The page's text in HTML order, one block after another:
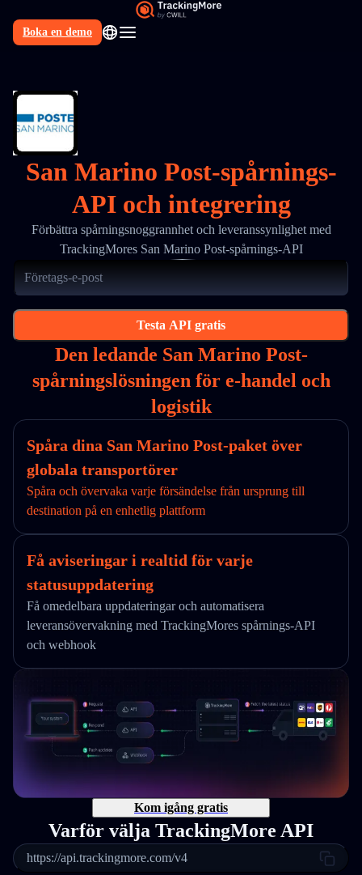
Boka en demo
San Marino Post-spårnings-
API och integrering
Förbättra spårningsnoggrannhet och leveranssynlighet med
TrackingMores San Marino Post-spårnings-API
Testa API gratis
Den ledande San Marino Post-
spårningslösningen för e-handel och
logistik
Spåra dina San Marino Post-paket över
globala transportörer
Spåra och övervaka varje försändelse från ursprung till
destination på en enhetlig plattform
Få aviseringar i realtid för varje
statusuppdatering
Få omedelbara uppdateringar och automatisera
leveransövervakning med TrackingMores spårnings-API
och webhook
Kom igång gratis
Varför välja TrackingMore API
https://api.trackingmore.com/v4